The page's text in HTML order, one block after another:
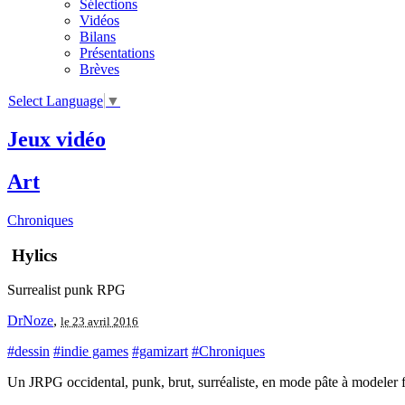
Sélections
Vidéos
Bilans
Présentations
Brèves
Select Language ▼
Jeux vidéo
Art
Chroniques
Hylics
Surrealist punk RPG
DrNoze, le 23 avril 2016
#dessin #indie games #gamizart #Chroniques
Un JRPG occidental, punk, brut, surréaliste, en mode pâte à modeler